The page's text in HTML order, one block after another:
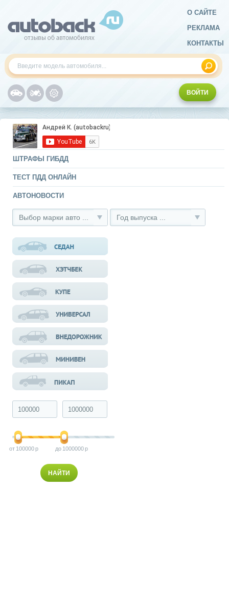
О САЙТЕ
РЕКЛАМА
КОНТАКТЫ
ВОЙТИ
ШТРАФЫ ГИБДД
ТЕСТ ПДД ОНЛАЙН
АВТОНОВОСТИ
Выбор марки авто ... Год выпуска ...
100000 1000000